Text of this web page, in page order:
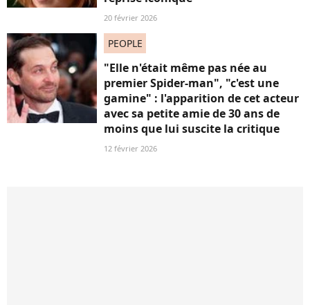
20 février 2026
PEOPLE
"Elle n'était même pas née au
premier Spider-man", "c'est une
gamine" : l'apparition de cet acteur
avec sa petite amie de 30 ans de
moins que lui suscite la critique
12 février 2026